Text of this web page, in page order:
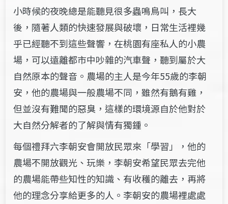
小時候的夜晚總是能聽見很多蟲鳴鳥叫，長大
後，隨著人類的快速發展與破壞，日常生活裡幾
乎已經聽不到這些聲響，在桃園有座私人的小農
場，可以遠離都市中吵雜的汽車聲，聽到屬於大
自然原本的聲音。農場的主人是今年55歲的李朝
安，他的農場與一般農場不同，雖然有鵝有雞，
但並沒有難聞的惡臭，這樣的環境源自於他對於
大自然分解者的了解與情有獨鍾。
每個禮拜六李朝安會開放民眾來「學習」，他的
農場不開放觀光、玩樂，李朝安希望民眾去完他
的農場能帶些知性的知識、有收穫的離去，再將
他的理念分享給更多的人。李朝安的農場裡處處